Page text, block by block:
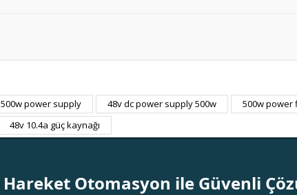
Bu ürüne ilk yorumu siz yapın!
500w power supply 48v dc power supply 500w 500w power
48v 10.4a güç kaynağı
Hareket Otomasyon ile Güvenli